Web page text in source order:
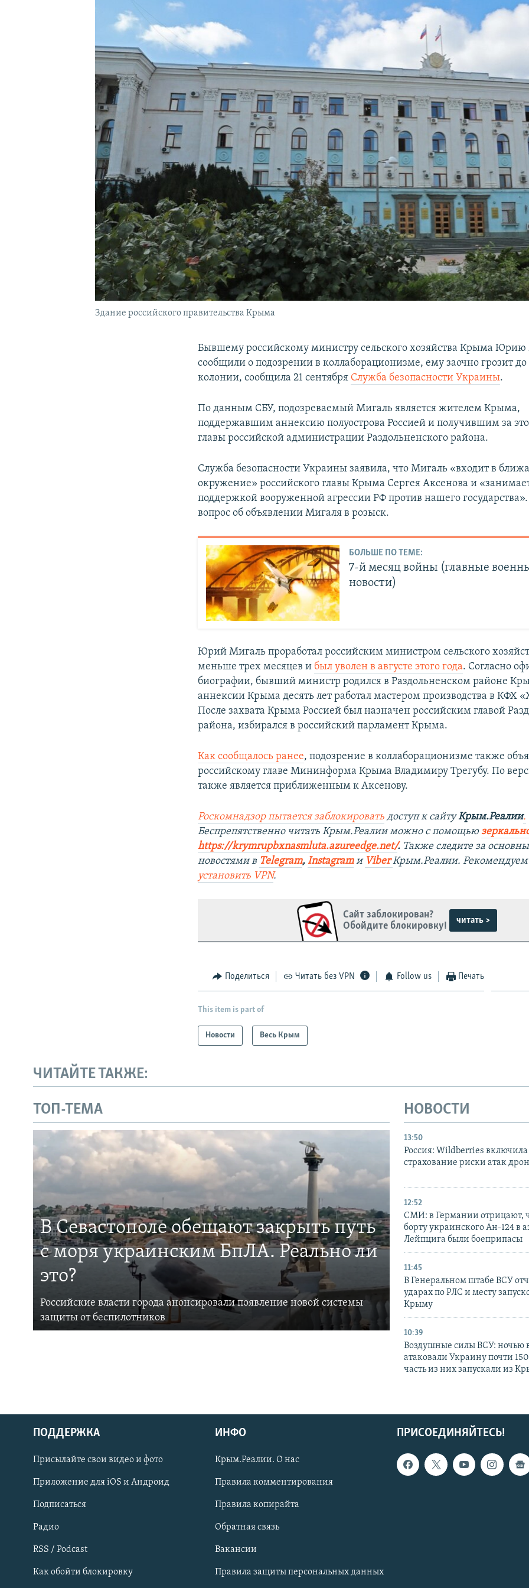
УКРАИНСКАЯ ПРОБЛЕМА КРЫМА
Українською
Qırımtatar
ПРИСОЕДИНЯЙТЕСЬ!
Здание российского правительства Крыма
Бывшему российскому министру сельского хозяйства Крыма
сообщили о подозрении в коллаборационизме, ему заочно грозит до
колонии, сообщила 21 сентября Служба безопасности Украины.
По данным СБУ, подозреваемый Мигаль является жителем Крыма,
поддержавшим аннексию полуострова Россией и получившим за
главы российской администрации Раздольненского района.
Служба безопасности Украины заявила, что Мигаль «входит в
окружение» российского главы Крыма Сергея Аксенова и
поддержкой вооруженной агрессии РФ против нашего
вопрос об объявлении Мигаля в розыск.
БОЛЬШЕ ПО ТЕМЕ:
7-й месяц войны (главные
новости)
Юрий Мигаль проработал российским министром сельского
меньше трех месяцев и был уволен в августе этого года. Согласно
биографии, бывший министр родился в Раздольненском районе
аннексии Крыма десять лет работал мастером производства в КФХ
После захвата Крыма Россией был назначен российским главой
района, избирался в российский парламент Крыма.
Как сообщалось ранее, подозрение в коллаборационизме также
российскому главе Мининформа Крыма Владимиру Трегубу. По
также является приближенным к Аксенову.
Роскомнадзор пытается заблокировать доступ к сайтуКрым.Реалии.
Беспрепятственно читать Крым.Реалии можно с помощью
https://krymrupbxnasmluta.azureedge.net/. ​ Также следите за
новостями в Telegram, Instagram и ViberКрым.Реалии.
установить VPN.
Сайт заблокирован?
Обойдите блокировку!
читать >
Поделиться Читать без VPN Follow us Печать
This item is part of
Новости Весь Крым
ЧИТАЙТЕ ТАКЖЕ:
ТОП-ТЕМА
В Севастополе обещают закрыть путь
с моря украинским БпЛА. Реально ли
это?
Российские власти города анонсировали появление новой системы
защиты от беспилотников
НОВОСТИ
13:50
Россия: Wildberries включила
страхование риски атак
12:52
СМИ: в Германии отрицают,
борту украинского Ан-124 в
Лейпцига были боеприпасы
11:45
В Генеральном штабе ВСУ
ударах по РЛС и месту
Крыму
10:39
Воздушные силы ВСУ: ночью
атаковали Украину почти
часть из них запускали из
ПРИСОЕДИНЯЙТЕСЬ!
ПОДДЕРЖКА
Присылайте свои видео и фото
Приложение для iOS и Андроид
Подписаться
Радио
RSS / Podcast
Как обойти блокировку
ИНФО
Крым.Реалии. О нас
Правила комментирования
Правила копирайта
Обратная связь
Вакансии
Правила защиты персональных данных